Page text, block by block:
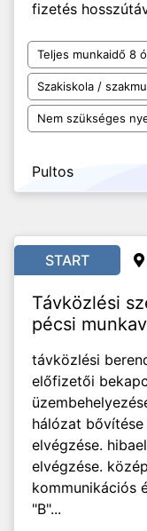
fizetés
Teljes munkaidő 8
Szakiskola /
Nem szükséges
Pultos
START
Távközlési
pécsi
távközlési
előfizetői
hálózat
elvégzése.
elvégzése.
kommunikációs
"B"...